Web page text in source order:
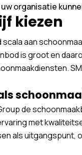
organisatie
kiezen
scala aan
is groot en
de
met
als